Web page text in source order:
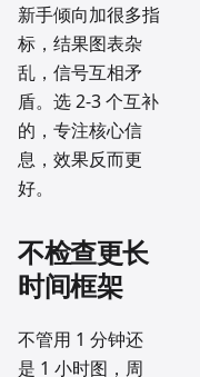
新手倾向加很多指
标，结果图表杂
乱，信号互相矛
盾。选 2-3 个互补
的，专注核心信
息，效果反而更
好。
不检查更长
时间框架
不管用 1 分钟还
是 1 小时图，周